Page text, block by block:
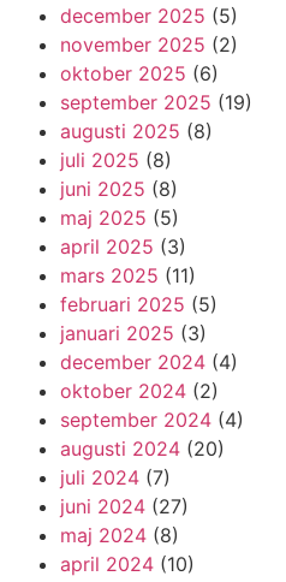
december 2025 (5)
november 2025 (2)
oktober 2025 (6)
september 2025 (19)
augusti 2025 (8)
juli 2025 (8)
juni 2025 (8)
maj 2025 (5)
april 2025 (3)
mars 2025 (11)
februari 2025 (5)
januari 2025 (3)
december 2024 (4)
oktober 2024 (2)
september 2024 (4)
augusti 2024 (20)
juli 2024 (7)
juni 2024 (27)
maj 2024 (8)
april 2024 (10)